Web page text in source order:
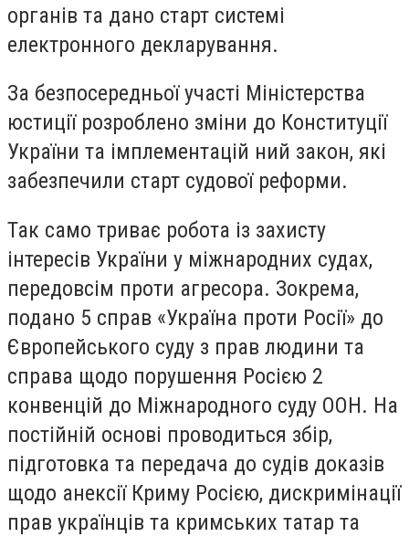
органів та дано старт системі
електронного декларування.
За безпосередньої участі Міністерства
юстиції розроблено зміни до Конституції
України та імплементацій ний закон, які
забезпечили старт судової реформи.
Так само триває робота із захисту
інтересів України у міжнародних судах,
передовсім проти агресора. Зокрема,
подано 5 справ «Україна проти Росії» до
Європейського суду з прав людини та
справа щодо порушення Росією 2
конвенцій до Міжнародного суду ООН. На
постійній основі проводиться збір,
підготовка та передача до судів доказів
щодо анексії Криму Росією, дискримінації
прав українців та кримських татар та